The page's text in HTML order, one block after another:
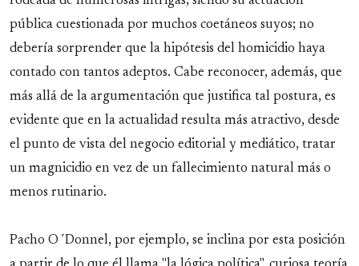
pública cuestionada por muchos coetáneos suyos; no
debería sorprender que la hipótesis del homicidio haya
contado con tantos adeptos. Cabe reconocer, además, que
más allá de la argumentación que justifica tal postura, es
evidente que en la actualidad resulta más atractivo, desde
el punto de vista del negocio editorial y mediático, tratar
un magnicidio en vez de un fallecimiento natural más o
menos rutinario.
Pacho O´Donnel, por ejemplo, se inclina por esta posición